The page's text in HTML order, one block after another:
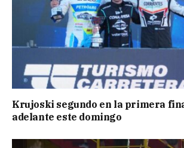
Krujoski segundo en la primera
adelante este domingo